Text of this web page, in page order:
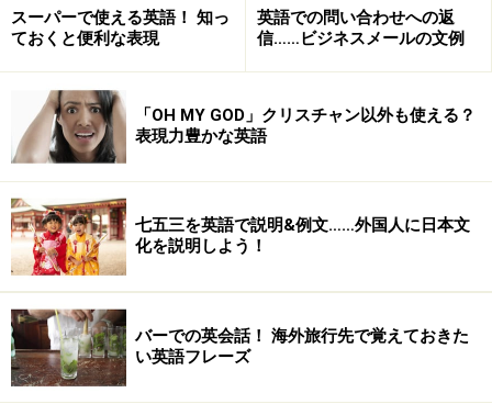
五輪競技
冬季五輪、日本人選手の活躍が期待される競技種目を英
語で見てみましょう。ちなみに、五輪で行われる競技
は、 an athletic event held during the Olympic games
言います。
1. スキージャンプ：Ski jumping
Women's ski jumping
2014 Sochi Olympics（スキージャンプ女子は2014年のソ
チ五輪で正式種目となる） .
女子も男子も世界トップレベルの選手を抱える日本。思
スーパーで使える英語！ 知っ
ておくと便利な表現
英語での問い合わせへの返
信……ビジネスメールの文例
「OH MY GOD」クリスチャン以外も使える？
表現力豊かな英語
七五三を英語で説明&例文……外国人に日本文
化を説明しよう！
バーでの英会話！ 海外旅行先で覚えておきた
い英語フレーズ